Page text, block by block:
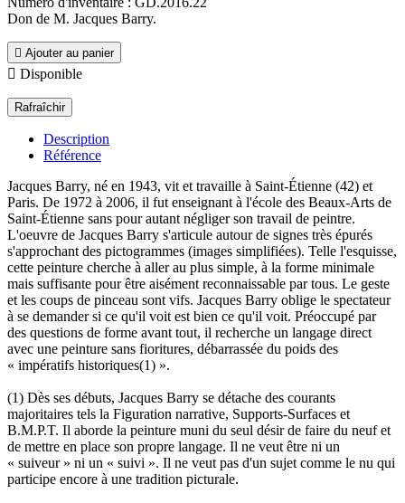
Don de M. Jacques Barry.
 Ajouter au panier
 Disponible
Description
Référence
Jacques Barry, né en 1943, vit et travaille à Saint-Étienne (42) et
Paris. De 1972 à 2006, il fut enseignant à l'école des Beaux-Arts de
Saint-Étienne sans pour autant négliger son travail de peintre.
L'oeuvre de Jacques Barry s'articule autour de signes très épurés
s'approchant des pictogrammes (images simplifiées). Telle l'esquisse,
cette peinture cherche à aller au plus simple, à la forme minimale
mais suffisante pour être aisément reconnaissable par tous. Le geste
et les coups de pinceau sont vifs. Jacques Barry oblige le spectateur
à se demander si ce qu'il voit est bien ce qu'il voit. Préoccupé par
des questions de forme avant tout, il recherche un langage direct
avec une peinture sans fioritures, débarrassée du poids des
« impératifs historiques(1) ».
(1) Dès ses débuts, Jacques Barry se détache des courants
majoritaires tels la Figuration narrative, Supports-Surfaces et
B.M.P.T. Il aborde la peinture muni du seul désir de faire du neuf et
de mettre en place son propre langage. Il ne veut être ni un
« suiveur » ni un « suivi ». Il ne veut pas d'un sujet comme le nu qui
participe encore à une tradition picturale.